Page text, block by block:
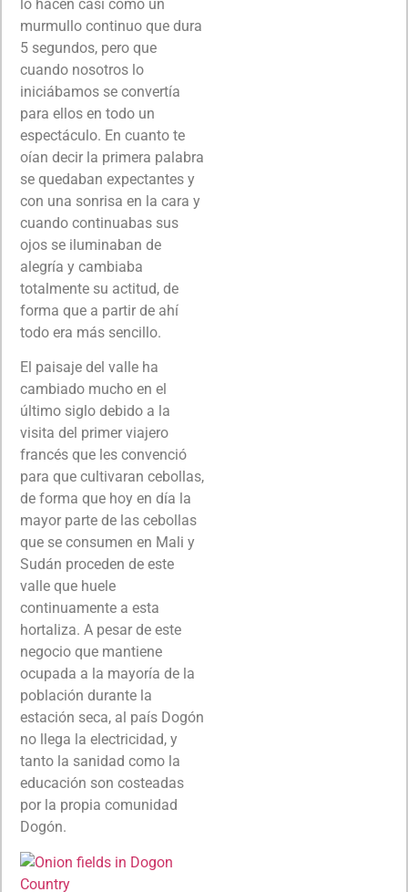
lo hacen casi como un
murmullo continuo que dura
5 segundos, pero que
cuando nosotros lo
iniciábamos se convertía
para ellos en todo un
espectáculo. En cuanto te
oían decir la primera palabra
se quedaban expectantes y
con una sonrisa en la cara y
cuando continuabas sus
ojos se iluminaban de
alegría y cambiaba
totalmente su actitud, de
forma que a partir de ahí
todo era más sencillo.
El paisaje del valle ha
cambiado mucho en el
último siglo debido a la
visita del primer viajero
francés que les convenció
para que cultivaran cebollas,
de forma que hoy en día la
mayor parte de las cebollas
que se consumen en Mali y
Sudán proceden de este
valle que huele
continuamente a esta
hortaliza. A pesar de este
negocio que mantiene
ocupada a la mayoría de la
población durante la
estación seca, al país Dogón
no llega la electricidad, y
tanto la sanidad como la
educación son costeadas
por la propia comunidad
Dogón.